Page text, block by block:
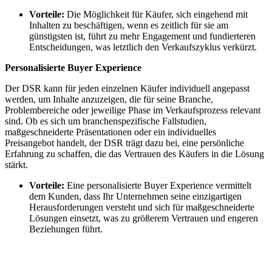
Vorteile: Die Möglichkeit für Käufer, sich eingehend mit
Inhalten zu beschäftigen, wenn es zeitlich für sie am
günstigsten ist, führt zu mehr Engagement und fundierteren
Entscheidungen, was letztlich den Verkaufszyklus verkürzt.
Personalisierte Buyer Experience
Der DSR kann für jeden einzelnen Käufer individuell angepasst
werden, um Inhalte anzuzeigen, die für seine Branche,
Problembereiche oder jeweilige Phase im Verkaufsprozess relevant
sind. Ob es sich um branchenspezifische Fallstudien,
maßgeschneiderte Präsentationen oder ein individuelles
Preisangebot handelt, der DSR trägt dazu bei, eine persönliche
Erfahrung zu schaffen, die das Vertrauen des Käufers in die Lösung
stärkt.
Vorteile: Eine personalisierte Buyer Experience vermittelt
dem Kunden, dass Ihr Unternehmen seine einzigartigen
Herausforderungen versteht und sich für maßgeschneiderte
Lösungen einsetzt, was zu größerem Vertrauen und engeren
Beziehungen führt.